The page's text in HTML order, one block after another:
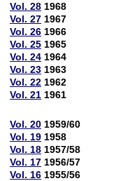
Vol. 28 1968
Vol. 27 1967
Vol. 26 1966
Vol. 25 1965
Vol. 24 1964
Vol. 23 1963
Vol. 22 1962
Vol. 21 1961
Vol. 20 1959/60
Vol. 19 1958
Vol. 18 1957/58
Vol. 17 1956/57
Vol. 16 1955/56